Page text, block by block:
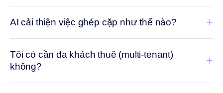
AI cải thiện việc ghép cặp như thế nào? +
Tôi có cần đa khách thuê (multi-tenant)
không?
+